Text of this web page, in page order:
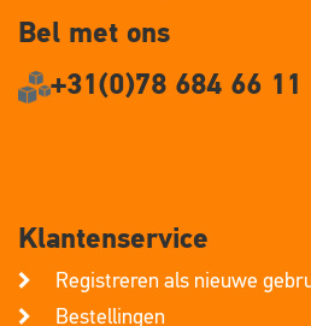
Bel met ons
+31(0)78 684 66 11
Klantenservice
Registreren als nieuwe
Bestellingen